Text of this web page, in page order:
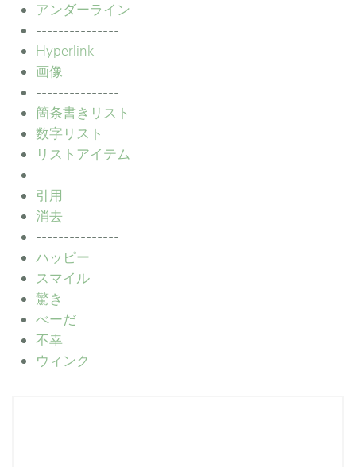
アンダーライン
---------------
Hyperlink
画像
---------------
箇条書きリスト
数字リスト
リストアイテム
---------------
引用
消去
---------------
ハッピー
スマイル
驚き
べーだ
不幸
ウィンク